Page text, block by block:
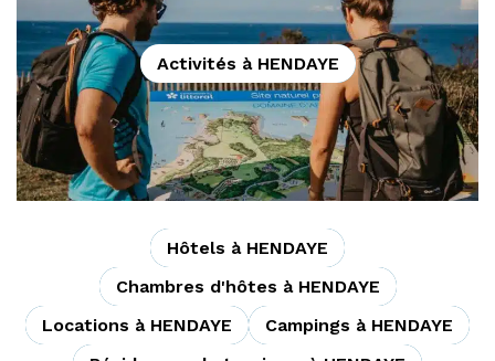
Activités à HENDAYE
Hôtels à HENDAYE
Chambres d'hôtes à HENDAYE
Locations à HENDAYE
Campings à HENDAYE